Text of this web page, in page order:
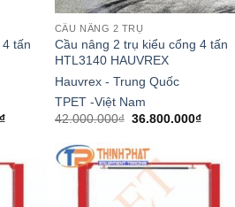
tấn
Giá
38.800.000₫.
CẦU NÂNG 2 TRỤ
Cầu nâng 2 trụ kiểu cổng 4 tấn
HTL3140 HAUVREX
Hauvrex - Trung Quốc
TPET -Việt Nam
42.000.000₫ Giá
42.000.000₫.
36.800.000₫Giá